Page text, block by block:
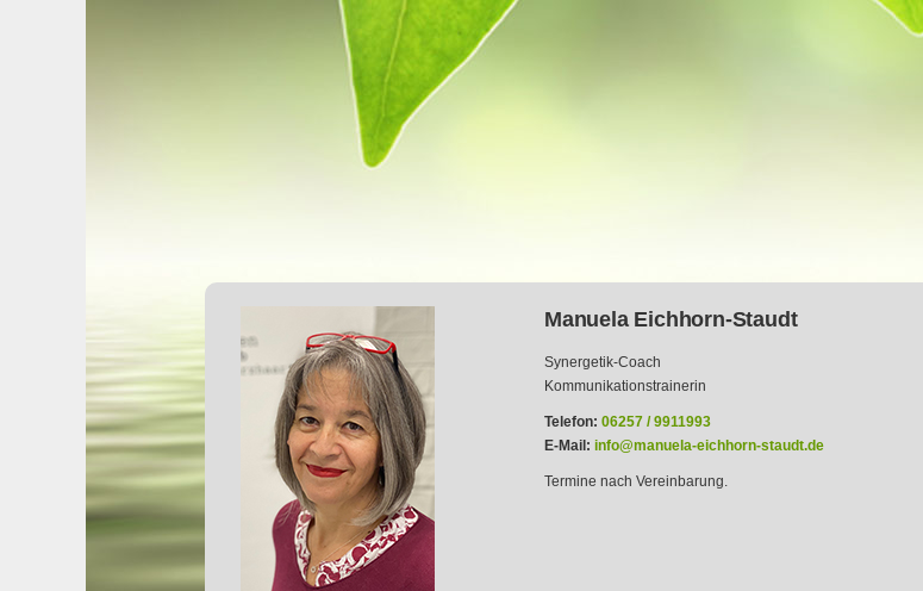
Manuela Eichhorn-Staudt
Synergetik-Coach
Kommunikationstrainerin
Telefon: 06257 / 9911993
E-Mail: info@manuela-eichhorn-staudt.de
Termine nach Vereinbarung.